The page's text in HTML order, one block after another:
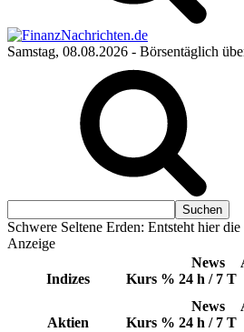
Samstag, 08.08.2026 - Börsentäglich
Schwere Seltene Erden: Entsteht hier
Anzeige
Indizes Kurs %
News
24 h / 7 T
Aktien Kurs %
News
24 h / 7 T